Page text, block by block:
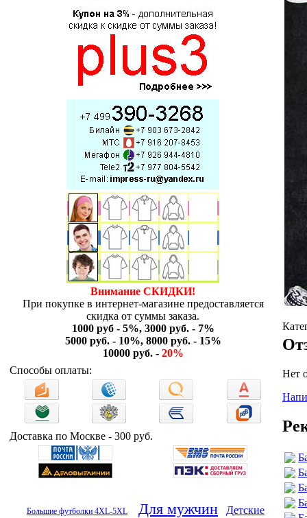
Внимание СКИДКИ!
При покупке в интернет-магазине предоставляется
скидка от суммы заказа.
1000 руб - 5%, 3000 руб. - 7%
5000 руб. - 10%, 8000 руб. - 15%
10000 руб. - 20%
Способы оплаты:
Доставка по Москве - 300 руб.
Большие футболки 4XL-5XL Для мужчин
Детские
Нет